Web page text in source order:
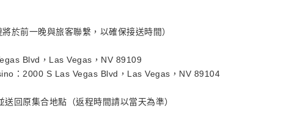
於前一晚與旅客聯繫，以確保接送時間）
Blvd，Las Vegas，NV 89109
：2000 S Las Vegas Blvd，Las Vegas，NV 89104
回原集合地點（返程時間請以當天為準）